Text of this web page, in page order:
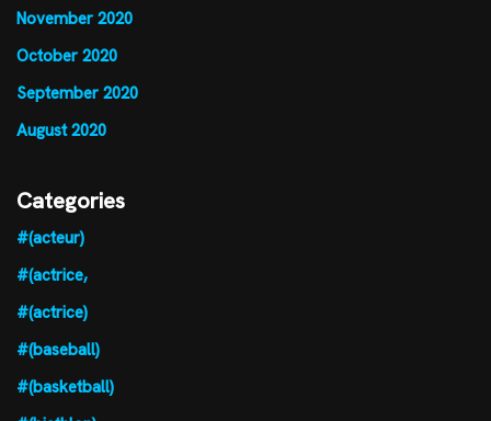
November 2020
October 2020
September 2020
August 2020
Categories
#(acteur)
#(actrice,
#(actrice)
#(baseball)
#(basketball)